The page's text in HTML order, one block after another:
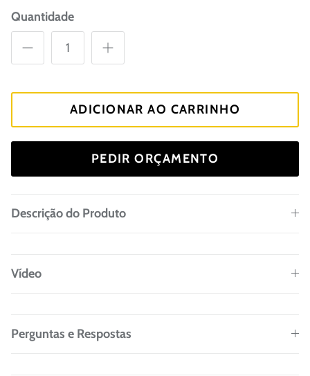
Quantidade
ADICIONAR AO CARRINHO
PEDIR ORÇAMENTO
Descrição do Produto
Vídeo
Perguntas e Respostas